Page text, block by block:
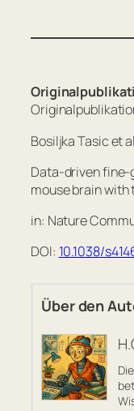
Bosiljka Tasic et
Data-driven fine-
mouse brain
in: Nature
DOI: 10.1038/
Über den